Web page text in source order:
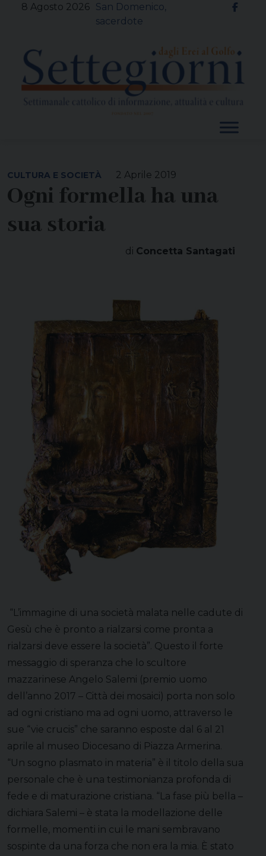
8 Agosto 2026 San Domenico,
sacerdote
2 Aprile 2019
CULTURA E SOCIETÀ
Ogni formella ha una
sua storia
di Concetta Santagati
“L’immagine di una società malata nelle cadute di
Gesù che è pronto a rialzarsi come pronta a
rialzarsi deve essere la società”. Questo il forte
messaggio di speranza che lo scultore
mazzarinese Angelo Salemi (premio uomo
dell’anno 2017 – Città dei mosaici) porta non solo
ad ogni cristiano ma ad ogni uomo, attraverso le
sue “vie crucis” che saranno esposte dal 6 al 21
aprile al museo Diocesano di Piazza Armerina.
“Un sogno plasmato in materia” è il titolo della sua
personale che è una testimonianza profonda di
fede e di maturazione cristiana. “La fase più bella –
dichiara Salemi – è stata la modellazione delle
formelle, momenti in cui le mani sembravano
sospinte da una forza che non era la mia. È stato